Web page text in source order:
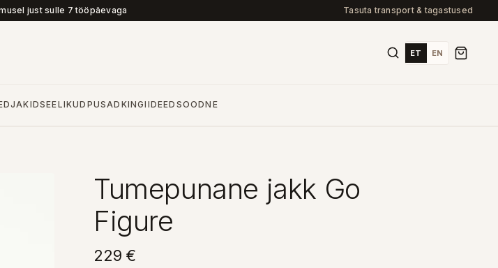
just sulle 7 tööpäevaga Tasuta transport & tagastused
ET EN
JAKIDSEELIKUD PUSAD KINGIIDEED SOODNE
Tumepunane jakk Go
Figure
229 €